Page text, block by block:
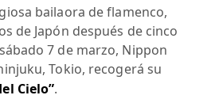
bailaora de flamenco,
de Japón después de cinco
7 de marzo, Nippon
Tokio, recogerá su
Cielo”.